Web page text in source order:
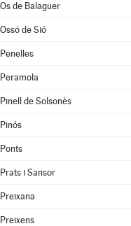
Os de Balaguer
Ossó de Sió
Penelles
Peramola
Pinell de Solsonès
Pinós
Ponts
Prats i Sansor
Preixana
Preixens